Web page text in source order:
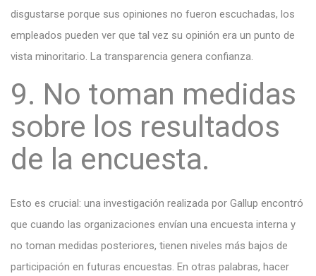
disgustarse porque sus opiniones no fueron escuchadas, los
empleados pueden ver que tal vez su opinión era un punto de
vista minoritario. La transparencia genera confianza.
9. No toman medidas
sobre los resultados
de la encuesta.
Esto es crucial: una investigación realizada por Gallup encontró
que cuando las organizaciones envían una encuesta interna y
no toman medidas posteriores, tienen niveles más bajos de
participación en futuras encuestas. En otras palabras, hacer